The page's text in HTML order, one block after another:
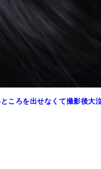
ころを出せなくて撮影後大